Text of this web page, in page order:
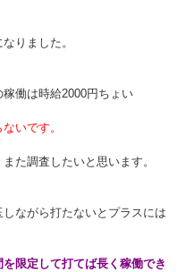
りました。
働は時給2000円ちょい
いです。
た調査したいと思います。
ながら打たないとプラスには
限定して打てば長く稼働でき